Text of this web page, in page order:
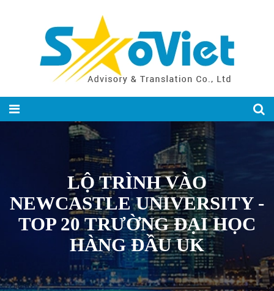
LỘ TRÌNH VÀO
NEWCASTLE UNIVERSITY -
TOP 20 TRƯỜNG ĐẠI HỌC
HÀNG ĐẦU UK